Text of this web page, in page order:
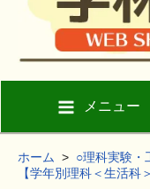
メニュー
ホーム > ○理科実験・
【学年別理科＜生活